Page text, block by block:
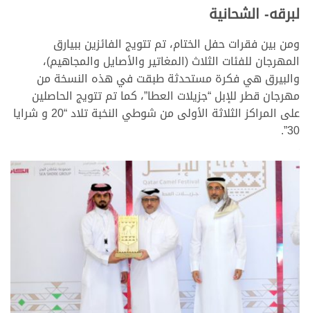
لبرقه- الشحانية
ومن بين فقرات حفل الختام، تم تتويج الفائزين ببيارق
المهرجان للفئات الثلاث (المغاتير والأصايل والمجاهيم)،
والبيرق هي فكرة مستحدثة طبقت في هذه النسخة من
مهرجان قطر للإبل “جزيلات العطا”، كما تم تتويج الحاصلين
على المراكز الثلاثة الأولى من شوطي النخبة تلاد “20 و شرايا
30”.